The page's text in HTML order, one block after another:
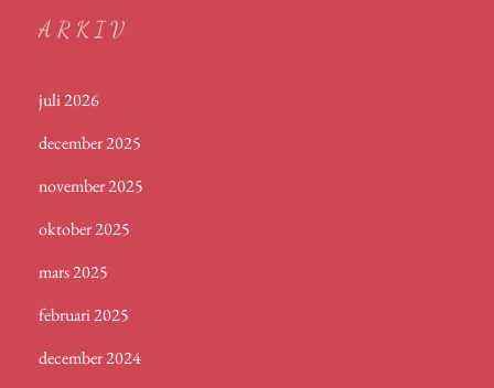
ARKIV
juli 2026
december 2025
november 2025
oktober 2025
mars 2025
februari 2025
december 2024